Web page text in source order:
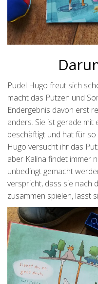
Pudel Hugo freut sich
macht das Putzen und
Endergebnis davon erst
anders. Sie ist gerade
beschäftigt und hat für
Hugo versucht ihr das
aber Kalina findet immer
unbedingt gemacht
verspricht, dass sie nach
zusammen spielen, lässt